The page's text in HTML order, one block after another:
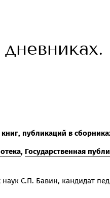
публикаций в
, Государственная
С.П. Бавин, кандидат